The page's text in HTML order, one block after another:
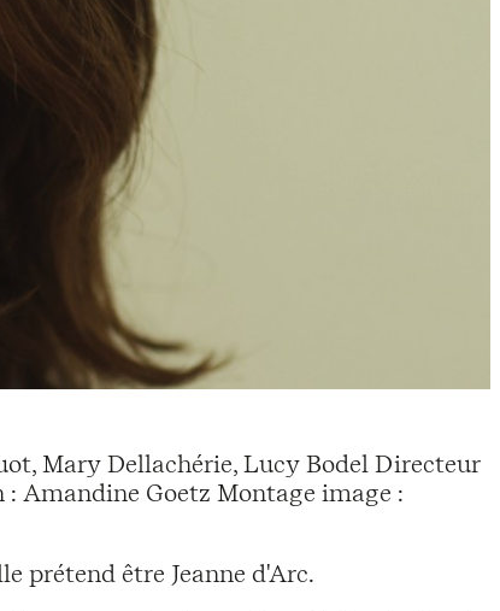
Mary Dellachérie, Lucy Bodel Directeur
Amandine Goetz Montage image :
prétend être Jeanne d'Arc.